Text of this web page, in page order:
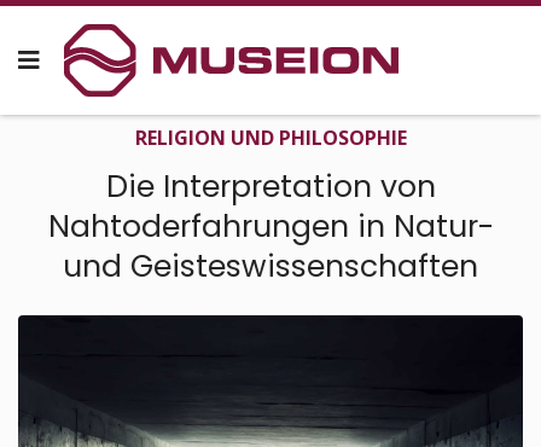
RELIGION UND PHILOSO­PHIE
Die Interpreta­tion von
Nahtoderfahrungen in Natur-
und Geisteswissenschaften